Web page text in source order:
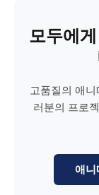
모두에
고품질의 애
러분의 프로
애니